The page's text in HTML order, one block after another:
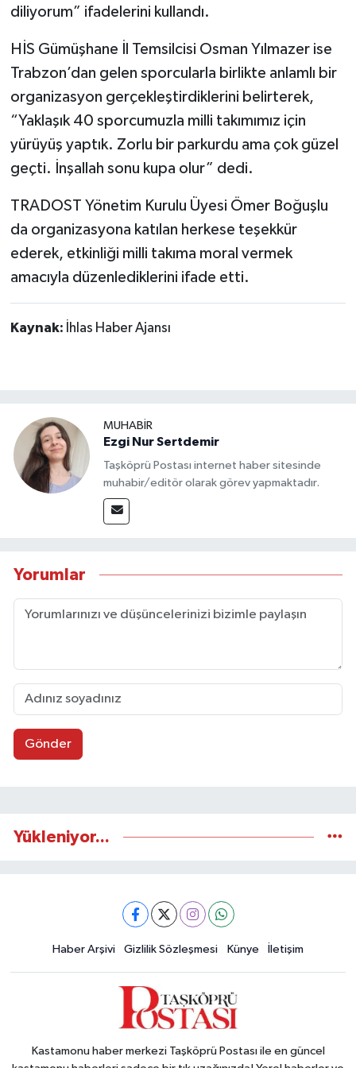
diliyorum” ifadelerini kullandı.
HİS Gümüşhane İl Temsilcisi Osman Yılmazer ise
Trabzon’dan gelen sporcularla birlikte anlamlı bir
organizasyon gerçekleştirdiklerini belirterek,
“Yaklaşık 40 sporcumuzla milli takımımız için
yürüyüş yaptık. Zorlu bir parkurdu ama çok güzel
geçti. İnşallah sonu kupa olur” dedi.
TRADOST Yönetim Kurulu Üyesi Ömer Boğuşlu
da organizasyona katılan herkese teşekkür
ederek, etkinliği milli takıma moral vermek
amacıyla düzenlediklerini ifade etti.
Kaynak: İhlas Haber Ajansı
MUHABİR
Ezgi Nur Sertdemir
Taşköprü Postası internet haber sitesinde
muhabir/editör olarak görev yapmaktadır.
Yorumlar
Gönder
Yükleniyor...
Haber Arşivi Gizlilik Sözleşmesi Künye İletişim
Kastamonu haber merkezi Taşköprü Postası ile en güncel